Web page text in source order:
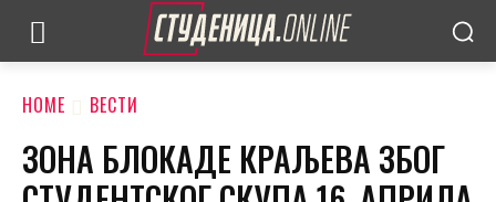
HOME ВЕСТИ
ЗОНА БЛОКАДЕ КРАЉЕВА ЗБОГ